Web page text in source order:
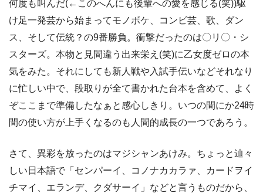
何度も叫んだ(←このへんにも後輩への愛を感じる(笑))駆
け足一発芸から始まってモノボケ、コンビ芸、歌、ダン
ス、そして伝統？の9番勝負。衝撃だったのは〇リ〇・シ
スターズ。本物と見間違う出来栄え(笑)に乙女度ゼロの本
気をみた。それにしても新人戦や入試手伝いなどそれなり
に忙しい中で、段取りが全て書かれた台本を含めて、よく
ぞここまで準備したなぁと感心しきり。いつの間にか24時
間の使い方が上手くなるのも人間的成長の一つであろう。
さて、異彩を放ったのはマジシャンあけみ。ちょっと辿々
しい日本語で「センパーイ、コノナカカラァ、カードヲイ
チマイ、エランデ、クダサーイ」などと言うものだから、